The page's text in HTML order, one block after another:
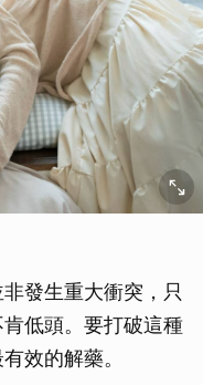
發生重大衝突，只
低頭。要打破這種
效的解藥。